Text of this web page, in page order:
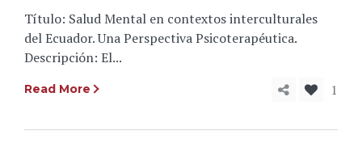
Título: Salud Mental en contextos interculturales
del Ecuador. Una Perspectiva Psicoterapéutica.
Descripción: El...
Read More 1